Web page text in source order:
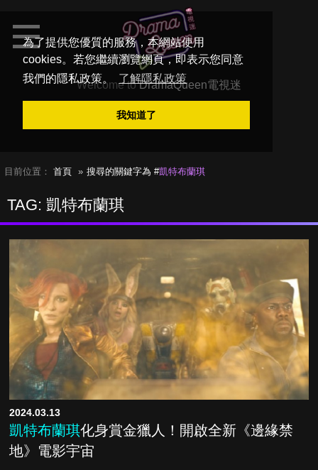
為了提供您優質的服務，本網站使用
cookies。若您繼續瀏覽網頁，即表示您同意
我們的隱私政策。
了解隱私政策
我知道了
Welcome toDramaQueen電視迷
目前位置： 首頁 搜尋的關鍵字為 #凱特布蘭琪
TAG: 凱特布蘭琪
2024.03.13
凱特布蘭琪化身賞金獵人！開啟全新《邊緣禁
地》電影宇宙